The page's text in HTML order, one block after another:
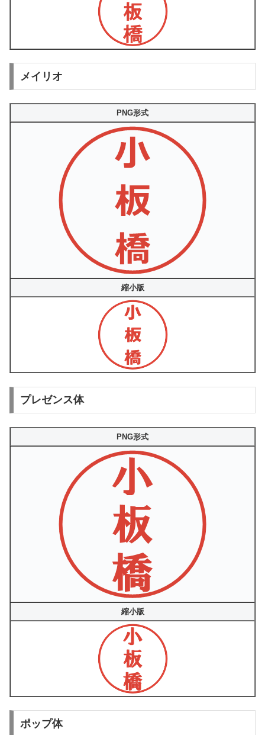
メイリオ
PNG形式
縮小版
プレゼンス体
PNG形式
縮小版
ポップ体